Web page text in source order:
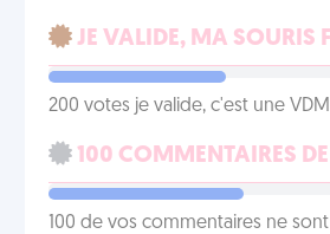
JE VALIDE, MA SOURIS
200 votes je valide, c'est une
100 COMMENTAIRES
100 de vos commentaires ne